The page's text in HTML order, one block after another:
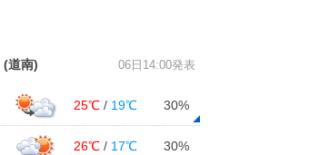
(道南) 06日14:00発表
25℃ / 19℃ 30%
26℃ / 17℃ 30%